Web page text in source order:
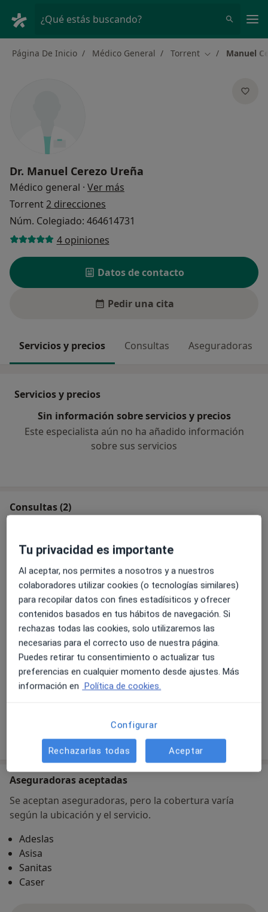
¿Qué estás buscando?
Página De Inicio Médico General Torrent Cambiar de
Manuel
Dr. Manuel Cerezo Ureña
Médico general · Ver más
Torrent2 direcciones
Núm. Colegiado: 464614731
4 opiniones
Datos de contacto
Pedir una cita
Servicios y precios Consultas Aseguradoras
Servicios y precios
Sin información sobre servicios y precios
Este especialista aún no ha añadido información
sobre sus servicios
Consultas (2)
Carrer de la Foieta 6, Torrent46900
Ampliarse abre en una nueva
Disponibilidad
Este especialista no ofrece reserva online en esta
dirección
¿Qué puedo hacer ahora?
Mostrar más detalles
sobre la dirección
Aseguradoras aceptadas
Se aceptan aseguradoras, pero la cobertura varía
según la ubicación y el servicio.
Adeslas
Asisa
Sanitas
Caser
Tu privacidad es importante
Al aceptar, nos permites a nosotros y a nuestros
colaboradores utilizar cookies (o tecnologías similares)
para recopilar datos con fines estadísiticos y ofrecer
contenidos basados en tus hábitos de navegación. Si
rechazas todas las cookies, solo utilizaremos las
necesarias para el correcto uso de nuestra página.
Puedes retirar tu consentimiento o actualizar tus
preferencias en cualquier momento desde ajustes. Más
información en Política de cookies.
Configurar
Rechazarlas todas Aceptar